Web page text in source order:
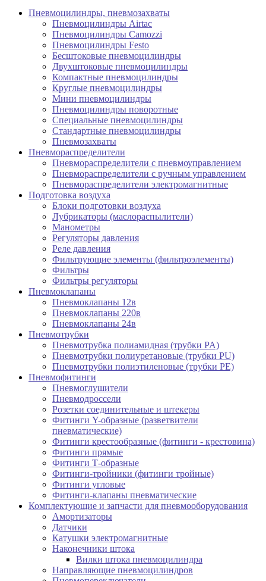
Пневмоцилиндры, пневмозахваты
Пневмоцилиндры Airtac
Пневмоцилиндры Camozzi
Пневмоцилиндры Festo
Бесштоковые пневмоцилиндры
Двухштоковые пневмоцилиндры
Компактные пневмоцилиндры
Круглые пневмоцилиндры
Мини пневмоцилиндры
Пневмоцилиндры поворотные
Специальные пневмоцилиндры
Стандартные пневмоцилиндры
Пневмозахваты
Пневмораспределители
Пневмораспределители с пневмоуправлением
Пневмораспределители с ручным управлением
Пневмораспределители электромагнитные
Подготовка воздуха
Блоки подготовки воздуха
Лубрикаторы (маслораспылители)
Манометры
Регуляторы давления
Реле давления
Фильтрующие элементы (фильтроэлементы)
Фильтры
Фильтры регуляторы
Пневмоклапаны
Пневмоклапаны 12в
Пневмоклапаны 220в
Пневмоклапаны 24в
Пневмотрубки
Пневмотрубка полиамидная (трубки PA)
Пневмотрубки полиуретановые (трубки PU)
Пневмотрубки полиэтиленовые (трубки PE)
Пневмофитинги
Пневмоглушители
Пневмодроссели
Розетки соединительные и штекеры
Фитинги Y-образные (разветвители
пневматические)
Фитинги крестообразные (фитинги - крестовина)
Фитинги прямые
Фитинги Т-образные
Фитинги-тройники (фитинги тройные)
Фитинги угловые
Фитинги-клапаны пневматические
Комплектующие и запчасти для пневмооборудования
Амортизаторы
Датчики
Катушки электромагнитные
Наконечники штока
Вилки штока пневмоцилиндра
Направляющие пневмоцилиндров